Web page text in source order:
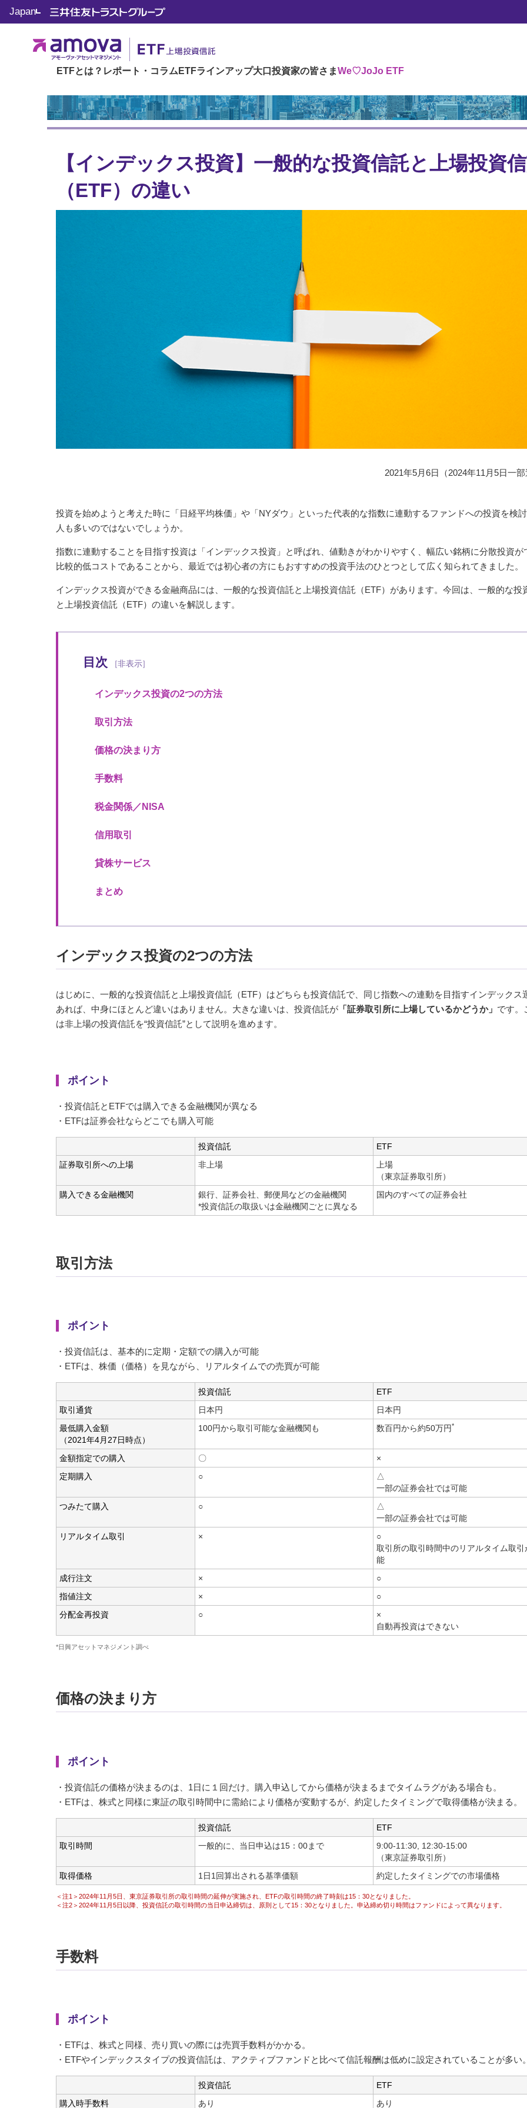
ETFとは？ レポート・コラム ETFラインアップ大口投資家の皆さまWe♡JoJo ETF
Japan トップ We♡JoJo ETFトップ ETFのキホン
【インデックス投資】一般的な投資信託と上場投資
（ETF）の違い
2021年5月6日（2024年11月5日一
投資を始めようと考えた時に「日経平均株価」や「NYダウ」といった代表的な指数に連動するファンドへの投資を検
人も多いのではないでしょうか。
指数に連動することを目指す投資は「インデックス投資」と呼ばれ、値動きがわかりやすく、幅広い銘柄に分散投資が
比較的低コストであることから、最近では初心者の方にもおすすめの投資手法のひとつとして広く知られてきました。
インデックス投資ができる金融商品には、一般的な投資信託と上場投資信託（ETF）があります。今回は、一般的な投
と上場投資信託（ETF）の違いを解説します。
目次
インデックス投資の2つの方法
取引方法
価格の決まり方
手数料
税金関係／NISA
信用取引
貸株サービス
まとめ
インデックス投資の2つの方法
はじめに、一般的な投資信託と上場投資信託（ETF）はどちらも投資信託で、同じ指数への連動を目指すインデックス
あれば、中身にほとんど違いはありません。大きな違いは、投資信託が 「証券取引所に上場しているかどうか」 です。
は非上場の投資信託を“投資信託”として説明を進めます。
ポイント
・投資信託とETFでは購入できる金融機関が異なる
・ETFは証券会社ならどこでも購入可能
投資信託
ETF
証券取引所への上場
非上場
上場
（東京証券取引所）
購入できる金融機関
銀行、証券会社、郵便局などの金融機関
*投資信託の取扱いは金融機関ごとに異なる
国内のすべての証券会社
取引方法
ポイント
・投資信託は、基本的に定期・定額での購入が可能
・ETFは、株価（価格）を見ながら、リアルタイムでの売買が可能
投資信託
ETF
取引通貨
日本円
日本円
最低購入金額
（2021年4月27日時点）
100円から取引可能な金融機関も 数百円から約50万円*
金額指定での購入 〇
×
定期購入
○
△
一部の証券会社では可能
つみたて購入
○
△
一部の証券会社では可能
リアルタイム取引
×
○
取引所の取引時間中のリアルタイム取引
能
成行注文
×
○
指値注文
×
○
分配金再投資
○
×
自動再投資はできない
*日興アセットマネジメント調べ
価格の決まり方
ポイント
・投資信託の価格が決まるのは、1日に１回だけ。購入申込してから価格が決まるまでタイムラグがある場合も。
・ETFは、株式と同様に東証の取引時間中に需給により価格が変動するが、約定したタイミングで取得価格が決まる。
投資信託
ETF
取引時間
一般的に、当日申込は15：00まで
9:00-11:30, 12:30-15:00
（東京証券取引所）
取得価格
1日1回算出される基準価額 約定したタイミングでの市場価格
＜注1＞2024年11月5日、東京証券取引所の取引時間の延伸が実施され、ETFの取引時間の終了時刻は15：30となりました。
＜注2＞2024年11月5日以降、投資信託の取引時間の当日申込締切は、原則として15：30となりました。申込締め切り時間はファンドによって異なります。
手数料
ポイント
・ETFは、株式と同様、売り買いの際には売買手数料がかかる。
・ETFやインデックスタイプの投資信託は、アクティブファンドと比べて信託報酬は低めに設定されていることが多い
投資信託
ETF
購入時手数料
あり あり